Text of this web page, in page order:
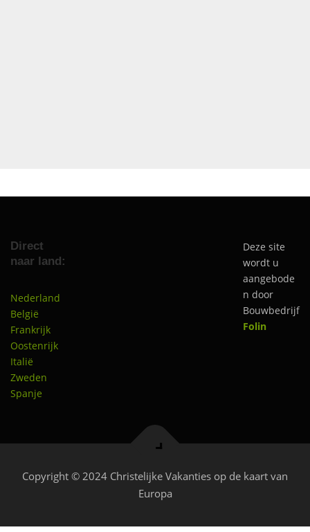
Direct
naar land:
Nederland
België
Frankrijk
Oostenrijk
Italië
Zweden
Spanje
Deze site
wordt u
aangebode
n door
Bouwbedrijf
Folin